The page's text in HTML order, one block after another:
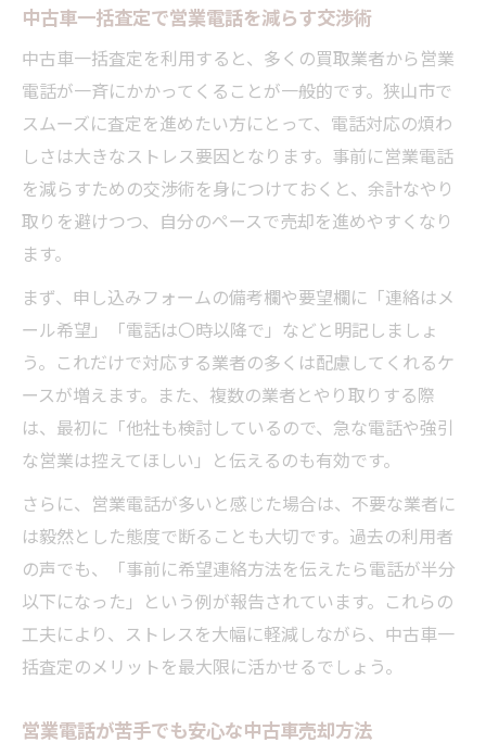
中古車一括査定で営業電話を減らす交渉術
中古車一括査定を利用すると、多くの買取業者から営業
電話が一斉にかかってくることが一般的です。狭山市で
スムーズに査定を進めたい方にとって、電話対応の煩わ
しさは大きなストレス要因となります。事前に営業電話
を減らすための交渉術を身につけておくと、余計なやり
取りを避けつつ、自分のペースで売却を進めやすくなり
ます。
まず、申し込みフォームの備考欄や要望欄に「連絡はメ
ール希望」「電話は〇時以降で」などと明記しましょ
う。これだけで対応する業者の多くは配慮してくれるケ
ースが増えます。また、複数の業者とやり取りする際
は、最初に「他社も検討しているので、急な電話や強引
な営業は控えてほしい」と伝えるのも有効です。
さらに、営業電話が多いと感じた場合は、不要な業者に
は毅然とした態度で断ることも大切です。過去の利用者
の声でも、「事前に希望連絡方法を伝えたら電話が半分
以下になった」という例が報告されています。これらの
工夫により、ストレスを大幅に軽減しながら、中古車一
括査定のメリットを最大限に活かせるでしょう。
営業電話が苦手でも安心な中古車売却方法